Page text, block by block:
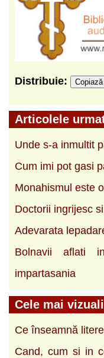
Distribuie:
Articolele
Unde s-a inmultit
Cum imi pot gasi
Monahismul este
Doctorii ingrijesc
Adevarata
Bolnavii aflati
impartasania
Cele mai
Ce înseamnă
Cand, cum si in